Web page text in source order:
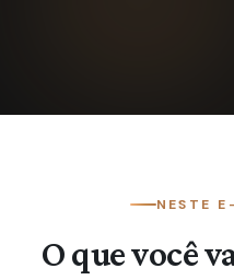
NESTE
O que você